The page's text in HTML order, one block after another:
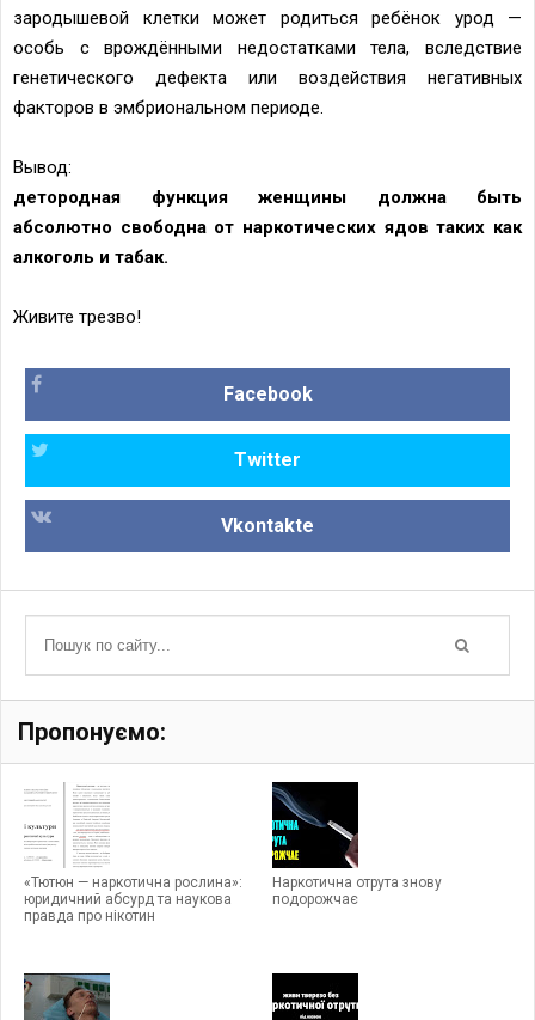
зародышевой клетки может родиться ребёнок урод —
особь с врождёнными недостатками тела, вследствие
генетического дефекта или воздействия негативных
факторов в эмбриональном периоде.
Вывод:
детородная функция женщины должна быть
абсолютно свободна от наркотических ядов таких как
алкоголь и табак.
Живите трезво!
Facebook
Twitter
Vkontakte
Пропонуємо:
«Тютюн — наркотична рослина»:
юридичний абсурд та наукова
правда про нікотин
Наркотична отрута знову
подорожчає